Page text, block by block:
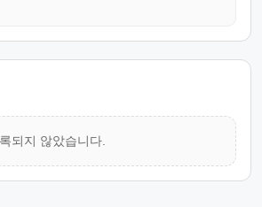
되지 않았습니다.